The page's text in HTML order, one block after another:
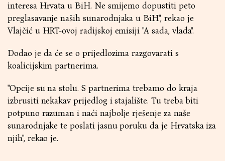
interesa Hrvata u BiH. Ne smijemo dopustiti peto
preglasavanje naših sunarodnjaka u BiH", rekao je
Vlajčić u HRT-ovoj radijskoj emisiji "A sada, vlada".
Dodao je da će se o prijedlozima razgovarati s
koalicijskim partnerima.
"Opcije su na stolu. S partnerima trebamo do kraja
izbrusiti nekakav prijedlog i stajalište. Tu treba biti
potpuno razuman i naći najbolje rješenje za naše
sunarodnjake te poslati jasnu poruku da je Hrvatska iza
njih", rekao je.